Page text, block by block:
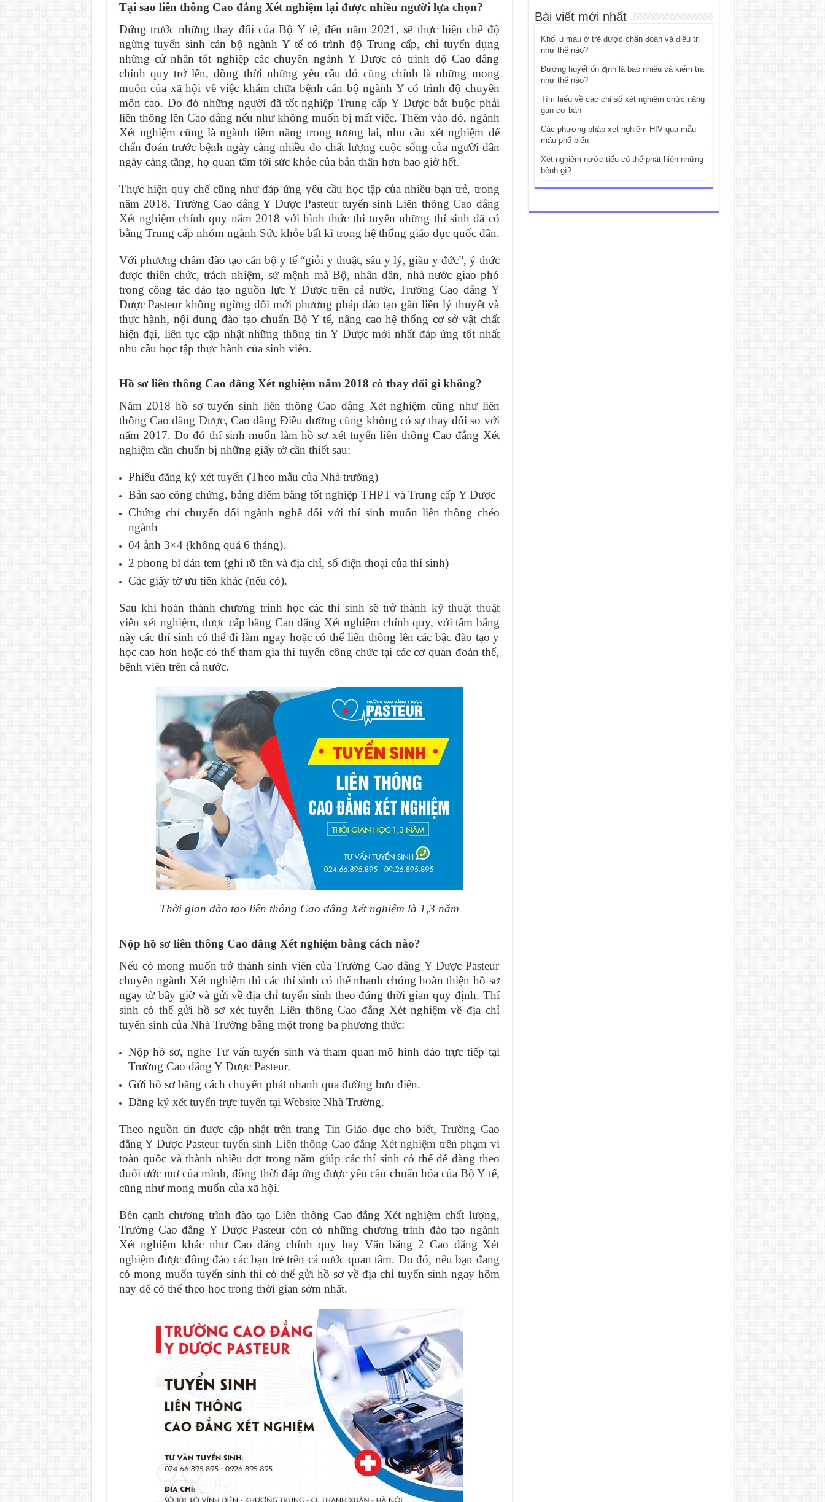
Tại sao liên thông Cao đẳng Xét nghiệm lại được nhiều người lựa chọn?
Đứng trước những thay đổi của Bộ Y tế, đến năm 2021, sẽ thực hiện chế độ
ngừng tuyển sinh cán bộ ngành Y tế có trình độ Trung cấp, chỉ tuyển dụng
những cử nhân tốt nghiệp các chuyên ngành Y Dược có trình độ Cao đẳng
chính quy trở lên, đồng thời những yêu cầu đó cũng chính là những mong
muốn của xã hội về việc khám chữa bệnh cán bộ ngành Y có trình độ chuyên
môn cao. Do đó những người đã tốt nghiệpTrung cấp Y Dược bắt buộc phải
liên thông lên Cao đẳng nếu như không muốn bị mất việc. Thêm vào đó, ngành
Xét nghiệm cũng là ngành tiềm năng trong tương lai, nhu cầu xét nghiệm để
chẩn đoán trước bệnh ngày càng nhiều do chất lượng cuộc sống của người dân
ngày càng tăng, họ quan tâm tới sức khỏe của bản thân hơn bao giờ hết.
Thực hiện quy chế cũng như đáp ứng yêu cầu học tập của nhiều bạn trẻ, trong
năm 2018, Trường Cao đẳng Y Dược Pasteur tuyển sinh Liên thôngCao đẳng
Xét nghiệm chính quy năm 2018 với hình thức thi tuyển những thí sinh đã có
bằng Trung cấp nhóm ngành Sức khỏe bất kì trong hệ thống giáo dục quốc dân.
Với phương châm đào tạo cán bộ y tế “giỏi y thuật, sâu y lý, giàu y đức”, ý thức
được thiên chức, trách nhiệm, sứ mệnh mà Bộ, nhân dân, nhà nước giao phó
trong công tác đào tạo nguồn lực Y Dược trên cả nước, Trường Cao đẳng Y
Dược Pasteur không ngừng đổi mới phương pháp đào tạo gắn liền lý thuyết và
thực hành, nội dung đào tạo chuẩn Bộ Y tế, nâng cao hệ thống cơ sở vật chất
hiện đại, liên tục cập nhật những thông tin Y Dược mới nhất đáp ứng tốt nhất
nhu cầu học tập thực hành của sinh viên.
Hồ sơ liên thông Cao đẳng Xét nghiệm năm 2018 có thay đổi gì không?
Năm 2018 hồ sơ tuyển sinh liên thông Cao đẳng Xét nghiệm cũng như liên
thông Cao đẳng Dược, Cao đẳng Điều dưỡng cũng không có sự thay đổi so với
năm 2017. Do đó thí sinh muốn làm hồ sơ xét tuyển liên thông Cao đẳng Xét
nghiệm cần chuẩn bị những giấy tờ cần thiết sau:
Phiếu đăng ký xét tuyển (Theo mẫu của Nhà trường)
Bản sao công chứng, bảng điểm bằng tốt nghiệp THPT và Trung cấp Y Dược
Chứng chỉ chuyển đổi ngành nghề đối với thí sinh muốn liên thông chéo
ngành
04 ảnh 3×4 (không quá 6 tháng).
2 phong bì dán tem (ghi rõ tên và địa chỉ, số điện thoại của thí sinh)
Các giấy tờ ưu tiên khác (nếu có).
Sau khi hoàn thành chương trình học các thí sinh sẽ trở thành kỹ thuật thuật
viên xét nghiệm, được cấp bằng Cao đẳng Xét nghiệm chính quy, với tấm bằng
này các thí sinh có thể đi làm ngay hoặc có thể liên thông lên các bậc đào tạo y
học cao hơn hoặc có thể tham gia thi tuyển công chức tại các cơ quan đoàn thể,
bệnh viên trên cả nước.
Thời gian đào tạo liên thông Cao đẳng Xét nghiệm là 1,3 năm
Nộp hồ sơ liên thông Cao đẳng Xét nghiệm bằng cách nào?
Nếu có mong muốn trở thành sinh viên của Trường Cao đẳng Y Dược Pasteur
chuyên ngành Xét nghiệm thì các thí sinh có thể nhanh chóng hoàn thiện hồ sơ
ngay từ bây giờ và gửi về địa chỉ tuyển sinh theo đúng thời gian quy định. Thí
sinh có thể gửi hồ sơ xét tuyển Liên thông Cao đẳng Xét nghiệm về địa chỉ
tuyển sinh của Nhà Trường bằng một trong ba phương thức:
Nộp hồ sơ, nghe Tư vấn tuyển sinh và tham quan mô hình đào trực tiếp tại
Trường Cao đẳng Y Dược Pasteur.
Gửi hồ sơ bằng cách chuyển phát nhanh qua đường bưu điện.
Đăng ký xét tuyển trực tuyến tại Website Nhà Trường.
Theo nguồn tin được cập nhật trên trang Tin Giáo dục cho biết, Trường Cao
đẳng Y Dược Pasteur tuyển sinh Liên thông Cao đẳng Xét nghiệm trên phạm vi
toàn quốc và thành nhiều đợt trong năm giúp các thí sinh có thể dễ dàng theo
đuổi ước mơ của mình, đồng thời đáp ứng được yêu cầu chuẩn hóa của Bộ Y tế,
cũng như mong muốn của xã hội.
Bên cạnh chương trình đào tạo Liên thông Cao đẳng Xét nghiệm chất lượng,
Trường Cao đẳng Y Dược Pasteur còn có những chương trình đào tạo ngành
Xét nghiệm khác như Cao đẳng chính quy hay Văn bằng 2 Cao đẳng Xét
nghiệm được đông đảo các bạn trẻ trên cả nước quan tâm. Do đó, nếu bạn đang
có mong muốn tuyển sinh thì có thể gửi hồ sơ về địa chỉ tuyển sinh ngay hôm
nay để có thể theo học trong thời gian sớm nhất.
Bài viết mới nhất
Khối u máu ở trẻ được chẩn đoán và điều trị
như thế nào?
Đường huyết ổn định là bao nhiêu và kiểm tra
như thế nào?
Tìm hiểu về các chỉ số xét nghiệm chức năng
gan cơ bản
Các phương pháp xét nghiệm HIV qua mẫu
máu phổ biến
Xét nghiệm nước tiểu có thể phát hiện những
bệnh gì?